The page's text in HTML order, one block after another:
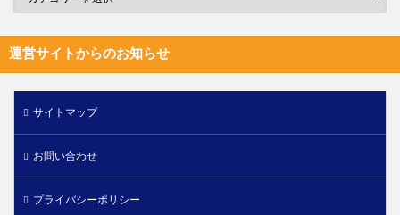
運営サイトからのお知らせ
サイトマップ
お問い合わせ
プライバシーポリシー